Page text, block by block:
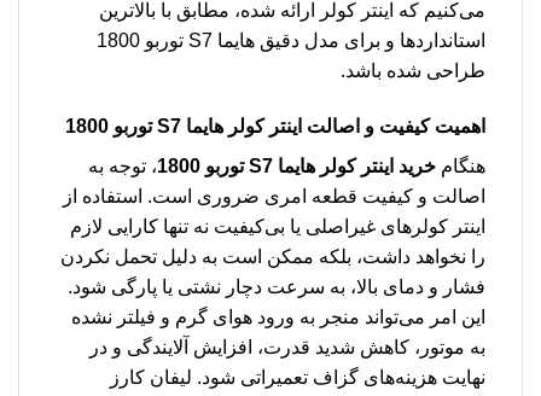
می‌کنیم که اینتر کولر ارائه شده، مطابق با بالاترین
استانداردها و برای مدل دقیق هایما S7 توربو 1800
طراحی شده باشد.
اهمیت کیفیت و اصالت اینتر کولر هایما S7 توربو 1800
هنگام خرید اینتر کولر هایما S7 توربو 1800
، توجه به
اصالت و کیفیت قطعه امری ضروری است. استفاده از
اینتر کولرهای غیراصلی یا بی‌کیفیت نه تنها کارایی لازم
را نخواهد داشت، بلکه ممکن است به دلیل تحمل نکردن
فشار و دمای بالا، به سرعت دچار نشتی یا پارگی شود.
این امر می‌تواند منجر به ورود هوای گرم و فیلتر نشده
به موتور، کاهش شدید قدرت، افزایش آلایندگی و در
نهایت هزینه‌های گزاف تعمیراتی شود. لیفان کارز